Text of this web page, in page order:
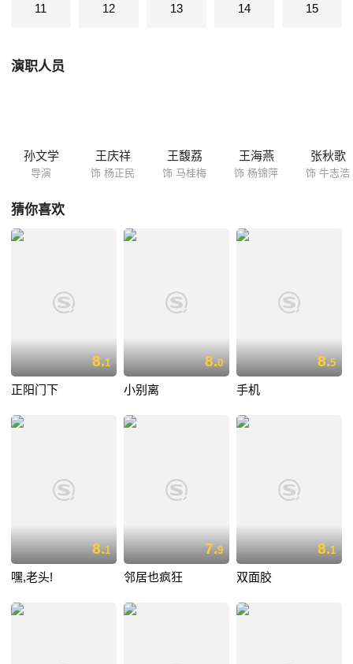
11 12 13 14 15
演职人员
孙文学
导演
王庆祥
饰 杨正民
王馥荔
饰 马桂梅
王海燕
饰 杨锦萍
张秋歌
饰 牛志浩
猜你喜欢
8.1
正阳门下
8.0
小别离
8.5
手机
8.1
嘿,老头!
7.9
邻居也疯狂
8.1
双面胶